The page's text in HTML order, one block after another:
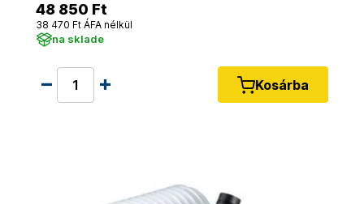
48 850 Ft
38 470 Ft ÁFA nélkül
na sklade
Kosárba